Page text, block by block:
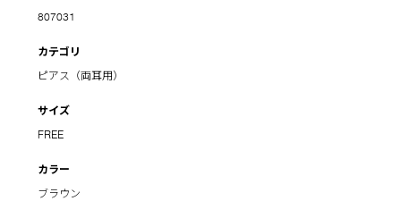
807031
カテゴリ
ピアス（両耳用）
サイズ
FREE
カラー
ブラウン